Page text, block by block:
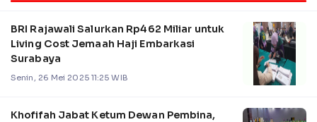
BRI Rajawali Salurkan Rp462 Miliar untuk
Living Cost Jemaah Haji Embarkasi
Surabaya
Senin, 26 Mei 2025 11:25 WIB
Khofifah Jabat Ketum Dewan Pembina,